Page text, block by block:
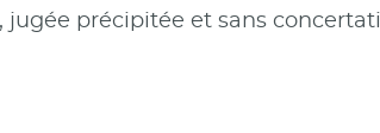
jugée précipitée et sans